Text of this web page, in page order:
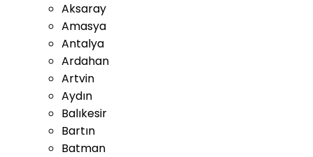
Aksaray
Amasya
Antalya
Ardahan
Artvin
Aydın
Balıkesir
Bartın
Batman